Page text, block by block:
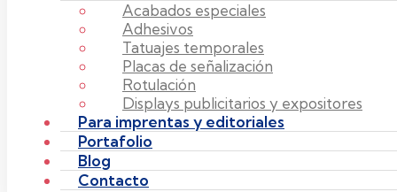
Acabados especiales
Adhesivos
Tatuajes temporales
Placas de señalización
Rotulación
Displays publicitarios y expositores
Para imprentas y editoriales
Portafolio
Blog
Contacto